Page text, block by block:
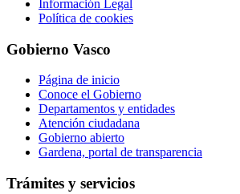
Información Legal
Política de cookies
Gobierno Vasco
Página de inicio
Conoce el Gobierno
Departamentos y entidades
Atención ciudadana
Gobierno abierto
Gardena, portal de transparencia
Trámites y servicios